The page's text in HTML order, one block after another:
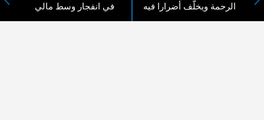
الرحمة ويخلّف أضرارا فيه
في انفجار وسط مالي